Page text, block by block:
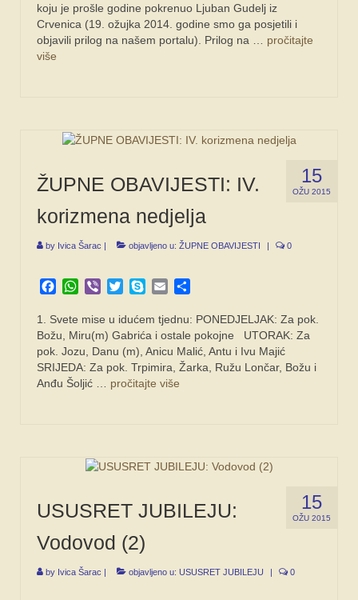
koju je prošle godine pokrenuo Ljuban Gudelj iz
Crvenica (19. ožujka 2014. godine smo ga posjetili i
objavili prilog na našem portalu). Prilog na … pročitajte
više
15
OŽU 2015
ŽUPNE OBAVIJESTI: IV.
korizmena nedjelja
by Ivica Šarac | objavljeno u: ŽUPNE OBAVIJESTI | 0
Facebook
WhatsApp
Viber TwitterSkypeEmail
1. Svete mise u idućem tjednu: PONEDJELJAK: Za pok.
Božu, Miru(m) Gabrića i ostale pokojne UTORAK: Za
pok. Jozu, Danu (m), Anicu Malić, Antu i Ivu Majić
SRIJEDA: Za pok. Trpimira, Žarka, Ružu Lončar, Božu i
Anđu Šoljić … pročitajte više
15
OŽU 2015
USUSRET JUBILEJU:
Vodovod (2)
by Ivica Šarac objavljeno u: USUSRET JUBILEJU 0